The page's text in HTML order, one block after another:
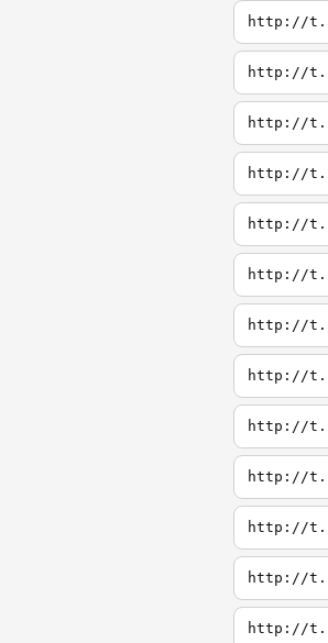
http://
http://
http://
http://
http://
http://
http://
http://
http://
http://
http://
http://
http://